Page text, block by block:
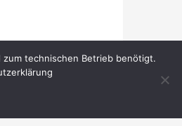
technischen Betrieb benötigt.